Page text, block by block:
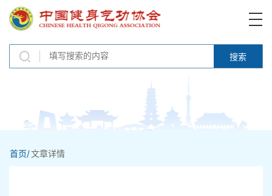
搜索
首页/文章详情